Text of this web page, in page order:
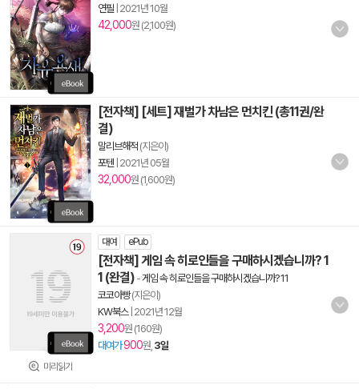
연필 2021년 10월
42,000원 (2,100원)
[전자책] [세트] 재벌가 차남은 먼치킨 (총11권/완
결)
말리브해적 (지은이)
포텐 2021년 05월
32,000원 (1,600원)
미리읽기
대여 ePub
[전자책] 게임 속 히로인들을 구매하시겠습니까? 1
1 (완결) -게임 속 히로인들을 구매하시겠습니까? 11
코코아빵(지은이)
KW북스| 2021년 12월
3,200원 (160원)
대여가900원, 3일